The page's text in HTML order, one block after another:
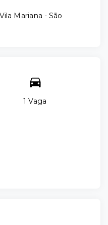
Vila Mariana - São
1 Vaga